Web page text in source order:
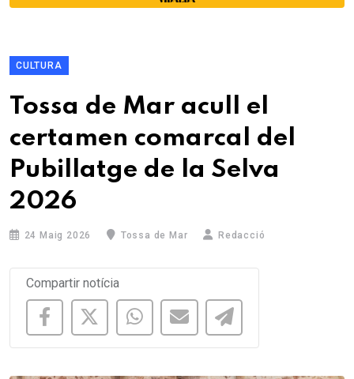
CULTURA
Tossa de Mar acull el
certamen comarcal del
Pubillatge de la Selva
2026
24 Maig 2026 Tossa de Mar Redacció
Compartir notícia